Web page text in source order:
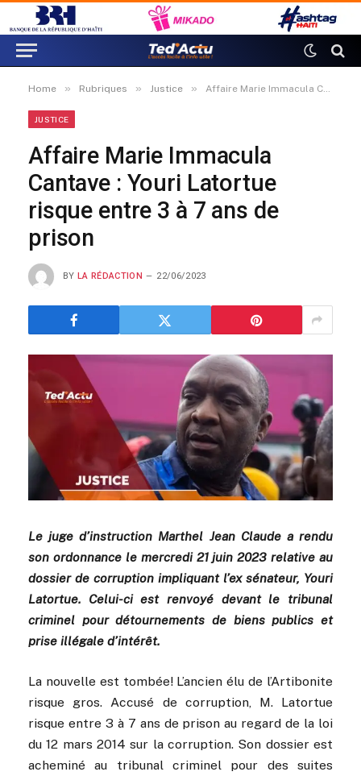
Home » Rubriques » Justice » Affaire Marie Immacula Cantave : Youri Latortue risque entre 3 à 7 ans de prison
JUSTICE
Affaire Marie Immacula
Cantave : Youri Latortue
risque entre 3 à 7 ans de
prison
BY LA RÉDACTION 22/06/2023
Le juge d’instruction Marthel Jean Claude a rendu
son ordonnance le mercredi 21 juin 2023 relative au
dossier de corruption impliquant l’ex sénateur, Youri
Latortue. Celui-ci est renvoyé devant le tribunal
criminel pour détournements de biens publics et
prise illégale d’intérêt.
La nouvelle est tombée! L’ancien élu de l’Artibonite
risque gros. Accusé de corruption, M. Latortue
risque entre 3 à 7 ans de prison au regard de la loi
du 12 mars 2014 sur la corruption. Son dossier est
acheminé au tribunal criminel pour des suites